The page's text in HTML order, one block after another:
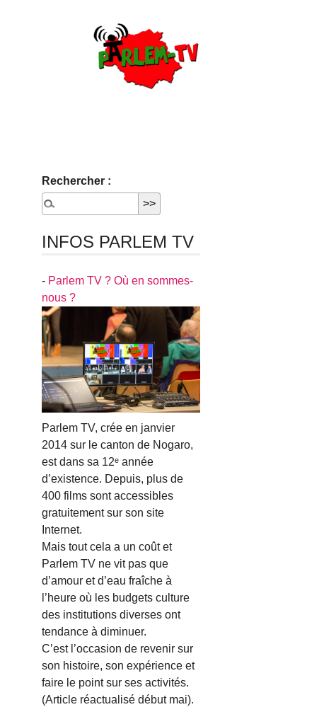
Rechercher :
INFOS PARLEM TV
- Parlem TV ? Où en sommes-
nous ?
Parlem TV, crée en janvier
2014 sur le canton de Nogaro,
est dans sa 12ᵉ année
d’existence. Depuis, plus de
400 films sont accessibles
gratuitement sur son site
Internet.
Mais tout cela a un coût et
Parlem TV ne vit pas que
d’amour et d’eau fraîche à
l’heure où les budgets culture
des institutions diverses ont
tendance à diminuer.
C’est l’occasion de revenir sur
son histoire, son expérience et
faire le point sur ses activités.
(Article réactualisé début mai).